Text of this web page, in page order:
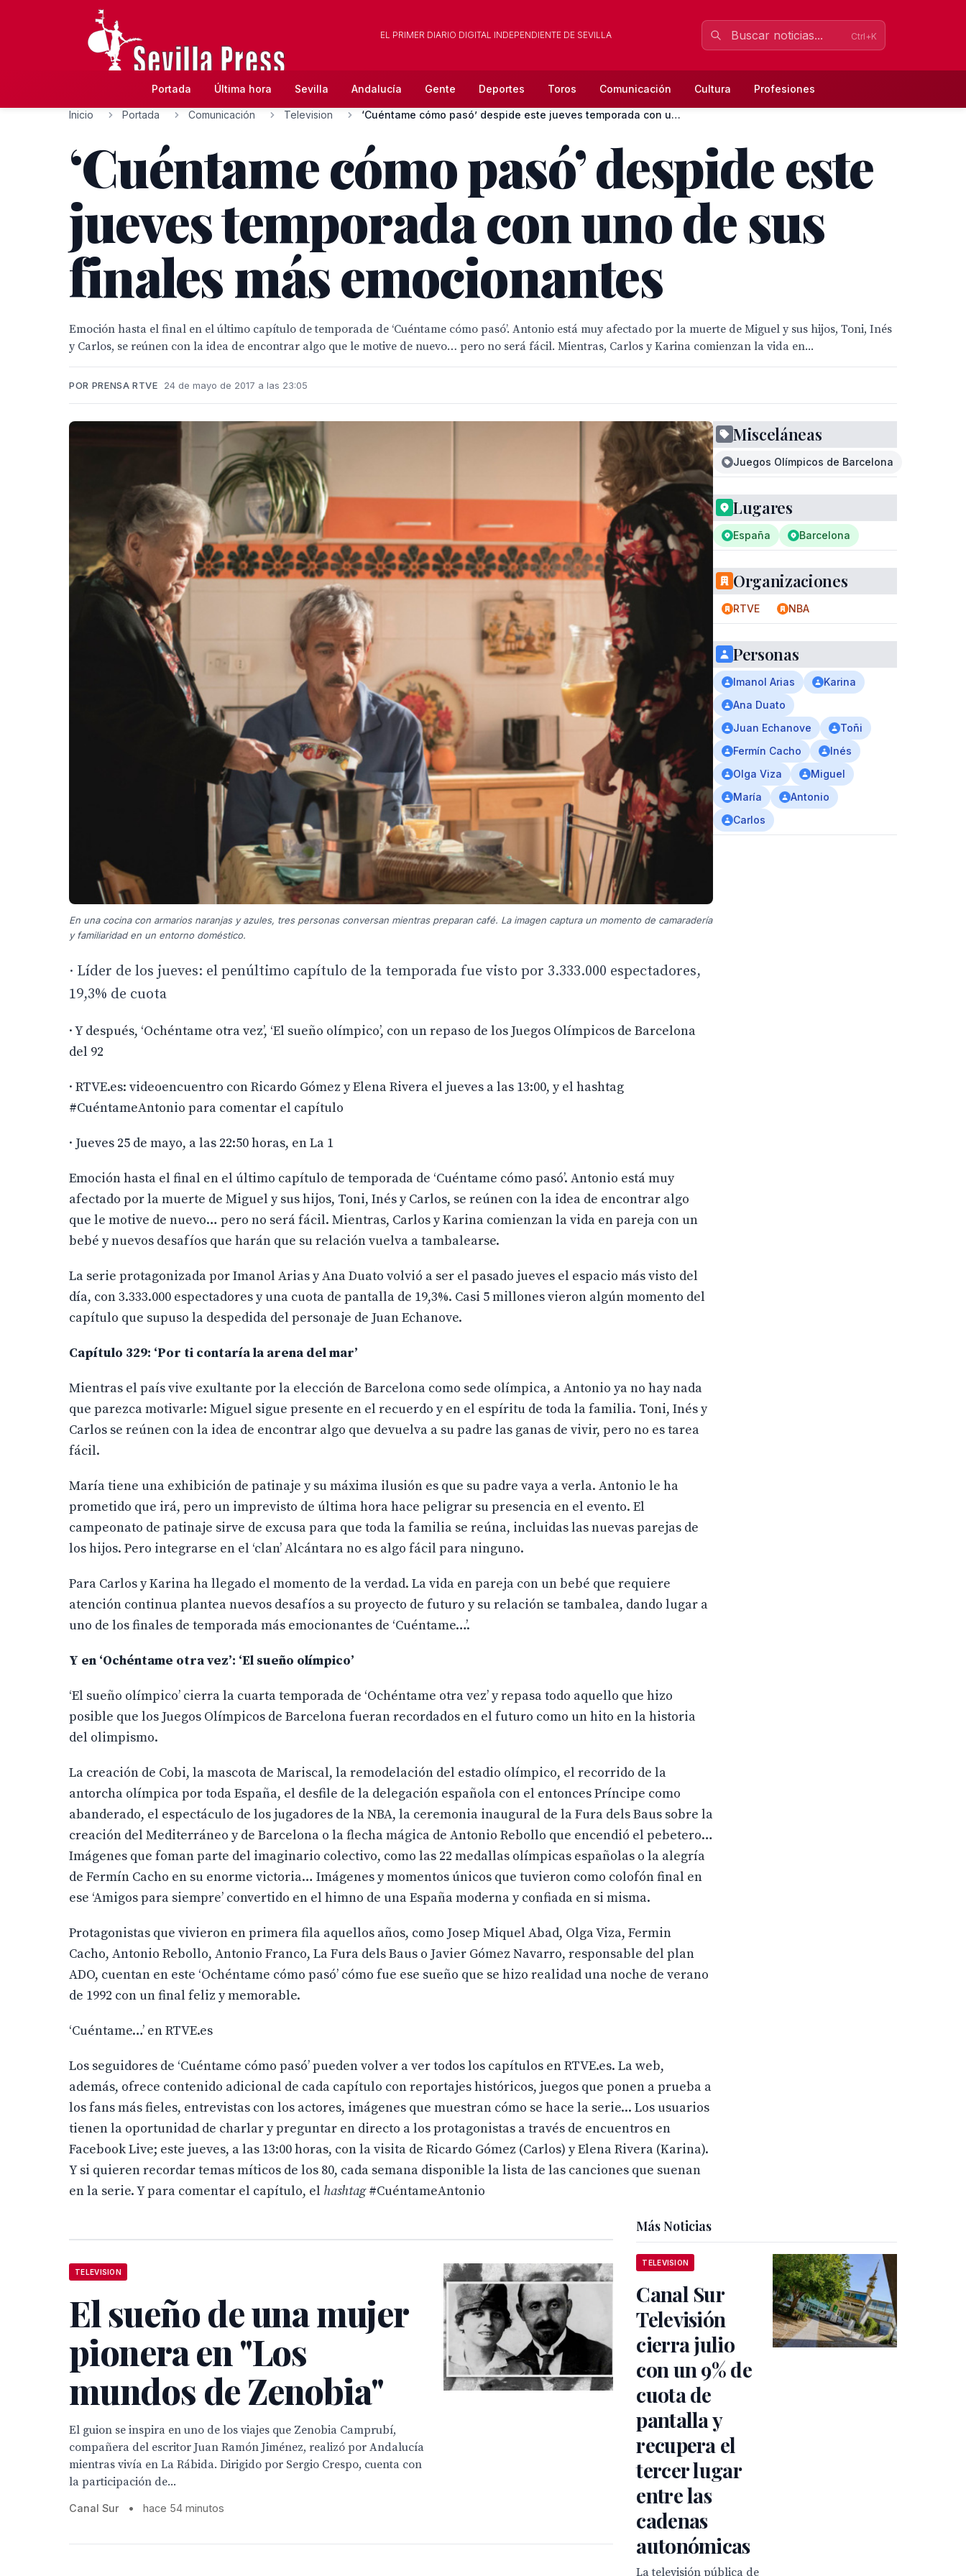
EL PRIMER DIARIO DIGITAL INDEPENDIENTE DE SEVILLA Ctrl+K
Portada Última hora Sevilla Andalucía Gente Deportes Toros Comunicación Cultura Profesiones
Inicio Portada Comunicación Television ‘Cuéntame cómo pasó’ despide este jueves temporada con uno d...
‘Cuéntame cómo pasó’ despide este
jueves temporada con uno de sus
finales más emocionantes
Emoción hasta el final en el último capítulo de temporada de ‘Cuéntame cómo pasó’. Antonio está muy afectado por la muerte de Miguel y sus hijos, Toni, Inés
y Carlos, se reúnen con la idea de encontrar algo que le motive de nuevo… pero no será fácil. Mientras, Carlos y Karina comienzan la vida en...
POR PRENSA RTVE 24 de mayo de 2017 a las 23:05
En una cocina con armarios naranjas y azules, tres personas conversan mientras preparan café. La imagen captura un momento de camaradería
y familiaridad en un entorno doméstico.
· Líder de los jueves: el penúltimo capítulo de la temporada fue visto por 3.333.000 espectadores,
19,3% de cuota
· Y después, ‘Ochéntame otra vez’, ‘El sueño olímpico’, con un repaso de los Juegos Olímpicos de Barcelona
del 92
· RTVE.es: videoencuentro con Ricardo Gómez y Elena Rivera el jueves a las 13:00, y el hashtag
#CuéntameAntonio para comentar el capítulo
· Jueves 25 de mayo, a las 22:50 horas, en La 1
Emoción hasta el final en el último capítulo de temporada de ‘Cuéntame cómo pasó’. Antonio está muy
afectado por la muerte de Miguel y sus hijos, Toni, Inés y Carlos, se reúnen con la idea de encontrar algo
que le motive de nuevo… pero no será fácil. Mientras, Carlos y Karina comienzan la vida en pareja con un
bebé y nuevos desafíos que harán que su relación vuelva a tambalearse.
La serie protagonizada por Imanol Arias y Ana Duato volvió a ser el pasado jueves el espacio más visto del
día, con 3.333.000 espectadores y una cuota de pantalla de 19,3%. Casi 5 millones vieron algún momento del
capítulo que supuso la despedida del personaje de Juan Echanove.
Capítulo 329: ‘Por ti contaría la arena del mar’
Mientras el país vive exultante por la elección de Barcelona como sede olímpica, a Antonio ya no hay nada
que parezca motivarle: Miguel sigue presente en el recuerdo y en el espíritu de toda la familia. Toni, Inés y
Carlos se reúnen con la idea de encontrar algo que devuelva a su padre las ganas de vivir, pero no es tarea
fácil.
María tiene una exhibición de patinaje y su máxima ilusión es que su padre vaya a verla. Antonio le ha
prometido que irá, pero un imprevisto de última hora hace peligrar su presencia en el evento. El
campeonato de patinaje sirve de excusa para que toda la familia se reúna, incluidas las nuevas parejas de
los hijos. Pero integrarse en el ‘clan’ Alcántara no es algo fácil para ninguno.
Para Carlos y Karina ha llegado el momento de la verdad. La vida en pareja con un bebé que requiere
atención continua plantea nuevos desafíos a su proyecto de futuro y su relación se tambalea, dando lugar a
uno de los finales de temporada más emocionantes de ‘Cuéntame…’.
Y en ‘Ochéntame otra vez’: ‘El sueño olímpico’
‘El sueño olímpico’ cierra la cuarta temporada de ‘Ochéntame otra vez’ y repasa todo aquello que hizo
posible que los Juegos Olímpicos de Barcelona fueran recordados en el futuro como un hito en la historia
del olimpismo.
La creación de Cobi, la mascota de Mariscal, la remodelación del estadio olímpico, el recorrido de la
antorcha olímpica por toda España, el desfile de la delegación española con el entonces Príncipe como
abanderado, el espectáculo de los jugadores de la NBA, la ceremonia inaugural de la Fura dels Baus sobre la
creación del Mediterráneo y de Barcelona o la flecha mágica de Antonio Rebollo que encendió el pebetero…
Imágenes que foman parte del imaginario colectivo, como las 22 medallas olímpicas españolas o la alegría
de Fermín Cacho en su enorme victoria… Imágenes y momentos únicos que tuvieron como colofón final en
ese ‘Amigos para siempre’ convertido en el himno de una España moderna y confiada en si misma.
Protagonistas que vivieron en primera fila aquellos años, como Josep Miquel Abad, Olga Viza, Fermin
Cacho, Antonio Rebollo, Antonio Franco, La Fura dels Baus o Javier Gómez Navarro, responsable del plan
ADO, cuentan en este ‘Ochéntame cómo pasó’ cómo fue ese sueño que se hizo realidad una noche de verano
de 1992 con un final feliz y memorable.
‘Cuéntame…’ en RTVE.es
Los seguidores de ‘Cuéntame cómo pasó’ pueden volver a ver todos los capítulos en RTVE.es. La web,
además, ofrece contenido adicional de cada capítulo con reportajes históricos, juegos que ponen a prueba a
los fans más fieles, entrevistas con los actores, imágenes que muestran cómo se hace la serie... Los usuarios
tienen la oportunidad de charlar y preguntar en directo a los protagonistas a través de encuentros en
Facebook Live; este jueves, a las 13:00 horas, con la visita de Ricardo Gómez (Carlos) y Elena Rivera (Karina).
Y si quieren recordar temas míticos de los 80, cada semana disponible la lista de las canciones que suenan
en la serie. Y para comentar el capítulo, el hashtag#CuéntameAntonio
Misceláneas
Juegos Olímpicos de Barcelona
Lugares
España Barcelona
Organizaciones
RTVE NBA
Personas
Imanol Arias
Karina
Ana Duato
Juan Echanove
Toñi
Fermín Cacho
Inés
Olga Viza
Miguel
María
Antonio
Carlos
TELEVISION
El sueño de una mujer
pionera en "Los
mundos de Zenobia"
El guion se inspira en uno de los viajes que Zenobia Camprubí,
compañera del escritor Juan Ramón Jiménez, realizó por Andalucía
mientras vivía en La Rábida. Dirigido por Sergio Crespo, cuenta con
la participación de...
Canal Sur • hace 54 minutos
Más Noticias
TELEVISION
Canal Sur
Televisión
cierra julio
con un 9% de
cuota de
pantalla y
recupera el
tercer lugar
entre las
cadenas
autonómicas
La televisión pública de